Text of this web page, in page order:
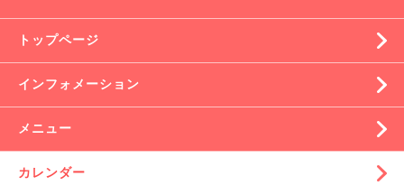
トップページ
インフォメーション
メニュー
カレンダー